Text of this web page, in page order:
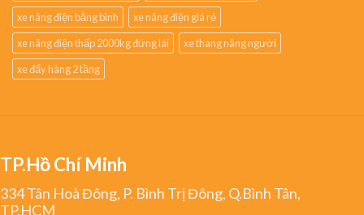
xe nâng điện bằng bình
xe nâng điện giá rẻ
xe nâng điện thấp 2000kg đứng lái
xe thang nâng người
xe đẩy hàng 2 tầng
TP.Hồ Chí Minh
334 Tân Hoà Đông, P. Bình Trị Đông, Q.Bình Tân,
TP.HCM